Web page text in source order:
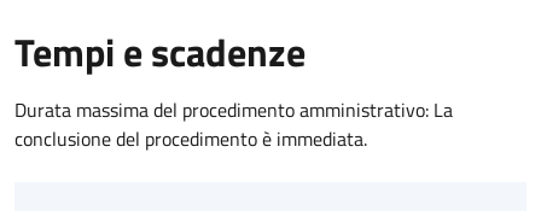
Tempi e scadenze
Durata massima del procedimento amministrativo: La
conclusione del procedimento è immediata.